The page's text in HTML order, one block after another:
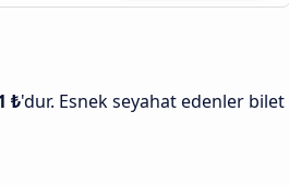
₺'dur. Esnek seyahat edenler bilet